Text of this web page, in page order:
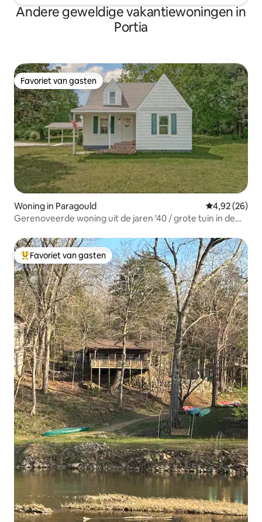
Andere geweldige vakantiewoningen in
Portia
Favoriet van gasten
Favoriet van gasten
Woning in Paragould Gemiddelde
4,92 (26)
Gerenoveerde woning uit de jaren '40 / grote tuin in de
Topfavoriet van gasten
Favoriet van gasten